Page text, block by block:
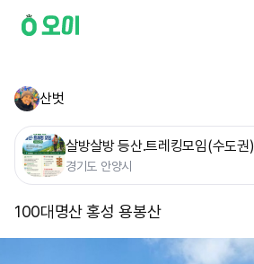
산벗
살방살방 등산.트레킹모임(수도권)
경기도 안양시
100대명산 홍성 용봉산